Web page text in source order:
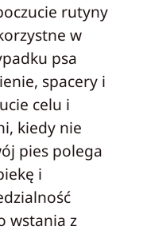
rutyny
w
psa
spacery i
celu i
kiedy nie
pies polega
i
wstania z